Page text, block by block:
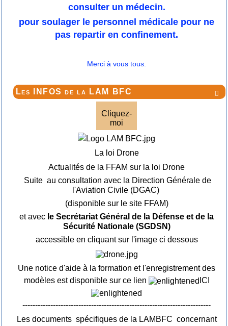
consulter un médecin.
pour soulager le personnel médicale pour ne
pas repartir en confinement.
Merci à vous tous.

Les INFOS de la LAM BFC
Cliquez-
moi
La loi Drone
Actualités de la FFAM sur la loi Drone
Suite au consultation avec la Direction Générale de
l'Aviation Civile (DGAC)
(disponible sur le site FFAM)
et avec le Secrétariat Général de la Défense et de la
Sécurité Nationale (SGDSN)
accessible en cliquant sur l'image ci dessous
Une notice d'aide à la formation et l'enregistrement des
modèles est disponible sur ce lien
ICI
--------------------------------------------------------------------------
Les documents spécifiques de la LAMBFC concernant